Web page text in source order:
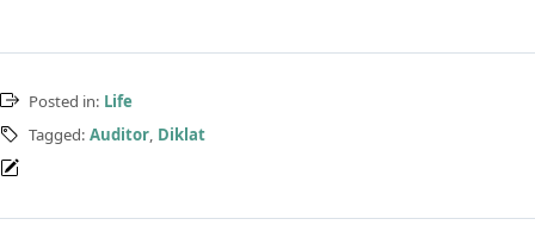
efektif menjangkau banyak
Posted in: Life
Tagged: Auditor, Diklat